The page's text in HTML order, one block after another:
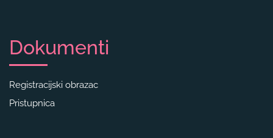
Dokumenti
Registracijski obrazac
Pristupnica